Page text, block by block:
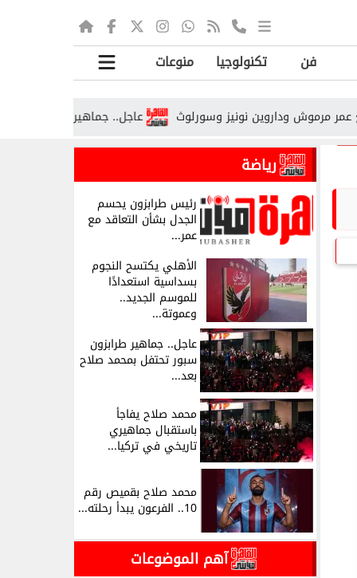
فن تكنولوجيا منوعات
عاجل.. جماهير طرابزون سبور تحتفل نونيز وسورلوث
رياضة
رئيس طرابزون يحسم
الجدل بشأن التعاقد مع
عمر...
الأهلي يكتسح النجوم
بسداسية استعدادًا
للموسم الجديد..
وعموتة...
عاجل.. جماهير طرابزون
سبور تحتفل بمحمد صلاح
بعد...
محمد صلاح يفاجأ
باستقبال جماهيري
تاريخي في تركيا...
محمد صلاح بقميص رقم
10.. الفرعون يبدأ رحلته...
آهم الموضوعات